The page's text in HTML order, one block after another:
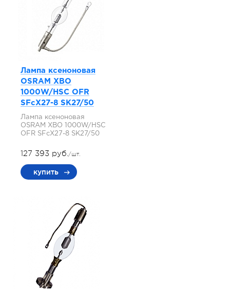
Лампа ксеноновая
OSRAM XBO
1000W/HSC OFR
SFcX27-8 SK27/50
Лампа ксеноновая
OSRAM XBO 1000W/HSC
OFR SFcX27-8 SK27/50
127 393 руб./шт.
купить